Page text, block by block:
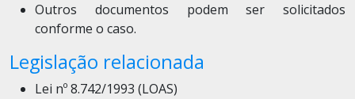
Outros documentos podem ser solicitados
conforme o caso.
Legislação relacionada
Lei nº 8.742/1993 (LOAS)